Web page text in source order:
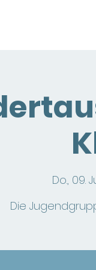
Do., 09.
Die